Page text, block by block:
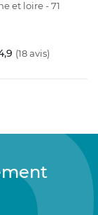
et loire - 71